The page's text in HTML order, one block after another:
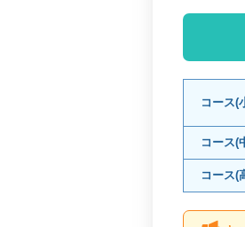
コース(
コース(
コース(